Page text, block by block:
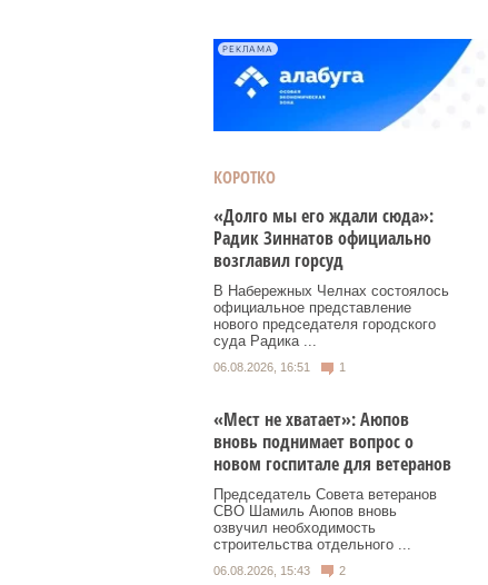
РЕКЛАМА
КОРОТКО
«Долго мы его ждали сюда»:
Радик Зиннатов официально
возглавил горсуд
В Набережных Челнах состоялось
официальное представление
нового председателя городского
суда Радика ...
06.08.2026, 16:51 1
«Мест не хватает»: Аюпов
вновь поднимает вопрос о
новом госпитале для ветеранов
Председатель Совета ветеранов
СВО Шамиль Аюпов вновь
озвучил необходимость
строительства отдельного ...
06.08.2026, 15:43 2